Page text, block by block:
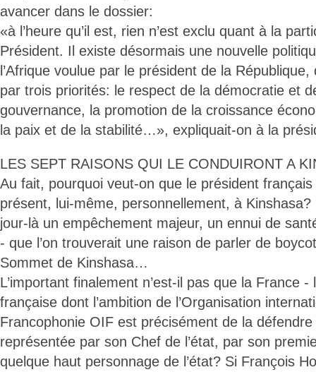
avancer dans le dossier:
«à l’heure qu’il est, rien n’est exclu quant à la
Président. Il existe désormais une nouvelle
l’Afrique voulue par le président de la
par trois priorités: le respect de la démocratie et
gouvernance, la promotion de la croissance
la paix et de la stabilité…», expliquait-on à la
LES SEPT RAISONS QUI LE CONDUIRONT A
Au fait, pourquoi veut-on que le président
présent, lui-même, personnellement, à
jour-là un empêchement majeur, un ennui de
- que l’on trouverait une raison de parler de
Sommet de Kinshasa…
L’important finalement n’est-il pas que la France
française dont l’ambition de l’Organisation
Francophonie OIF est précisément de la défendre
représentée par son Chef de l’état, par son
quelque haut personnage de l’état? Si François